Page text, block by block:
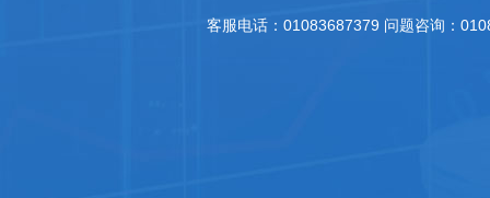
客服电话：01083687379 问题咨询：